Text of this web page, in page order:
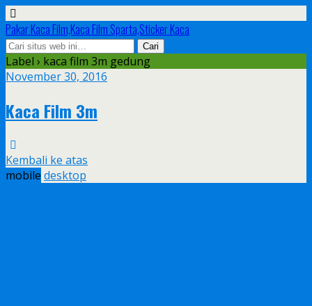
Pakar Kaca Film,Kaca Film Sparta,Sticker Kaca
Label › kaca film 3m gedung
November 30, 2016
Kaca Film 3m
Kembali ke atas
mobile desktop